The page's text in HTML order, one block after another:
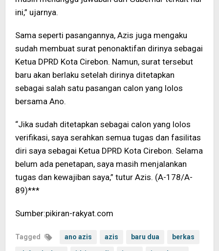
ini,” ujarnya.
Sama seperti pasangannya, Azis juga mengaku
sudah membuat surat penonaktifan dirinya sebagai
Ketua DPRD Kota Cirebon. Namun, surat tersebut
baru akan berlaku setelah dirinya ditetapkan
sebagai salah satu pasangan calon yang lolos
bersama Ano.
“Jika sudah ditetapkan sebagai calon yang lolos
verifikasi, saya serahkan semua tugas dan fasilitas
diri saya sebagai Ketua DPRD Kota Cirebon. Selama
belum ada penetapan, saya masih menjalankan
tugas dan kewajiban saya,” tutur Azis. (A-178/A-
89)***
Sumber:pikiran-rakyat.com
Tagged ano azis azis baru dua berkas